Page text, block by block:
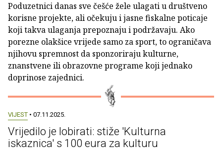
Poduzetnici danas sve češće žele ulagati u društveno
korisne projekte, ali očekuju i jasne fiskalne poticaje
koji takva ulaganja prepoznaju i podržavaju. Ako
porezne olakšice vrijede samo za sport, to ograničava
njihovu spremnost da sponzoriraju kulturne,
znanstvene ili obrazovne programe koji jednako
doprinose zajednici.
VIJEST • 07.11.2025.
Vrijedilo je lobirati: stiže 'Kulturna
iskaznica' s 100 eura za kulturu